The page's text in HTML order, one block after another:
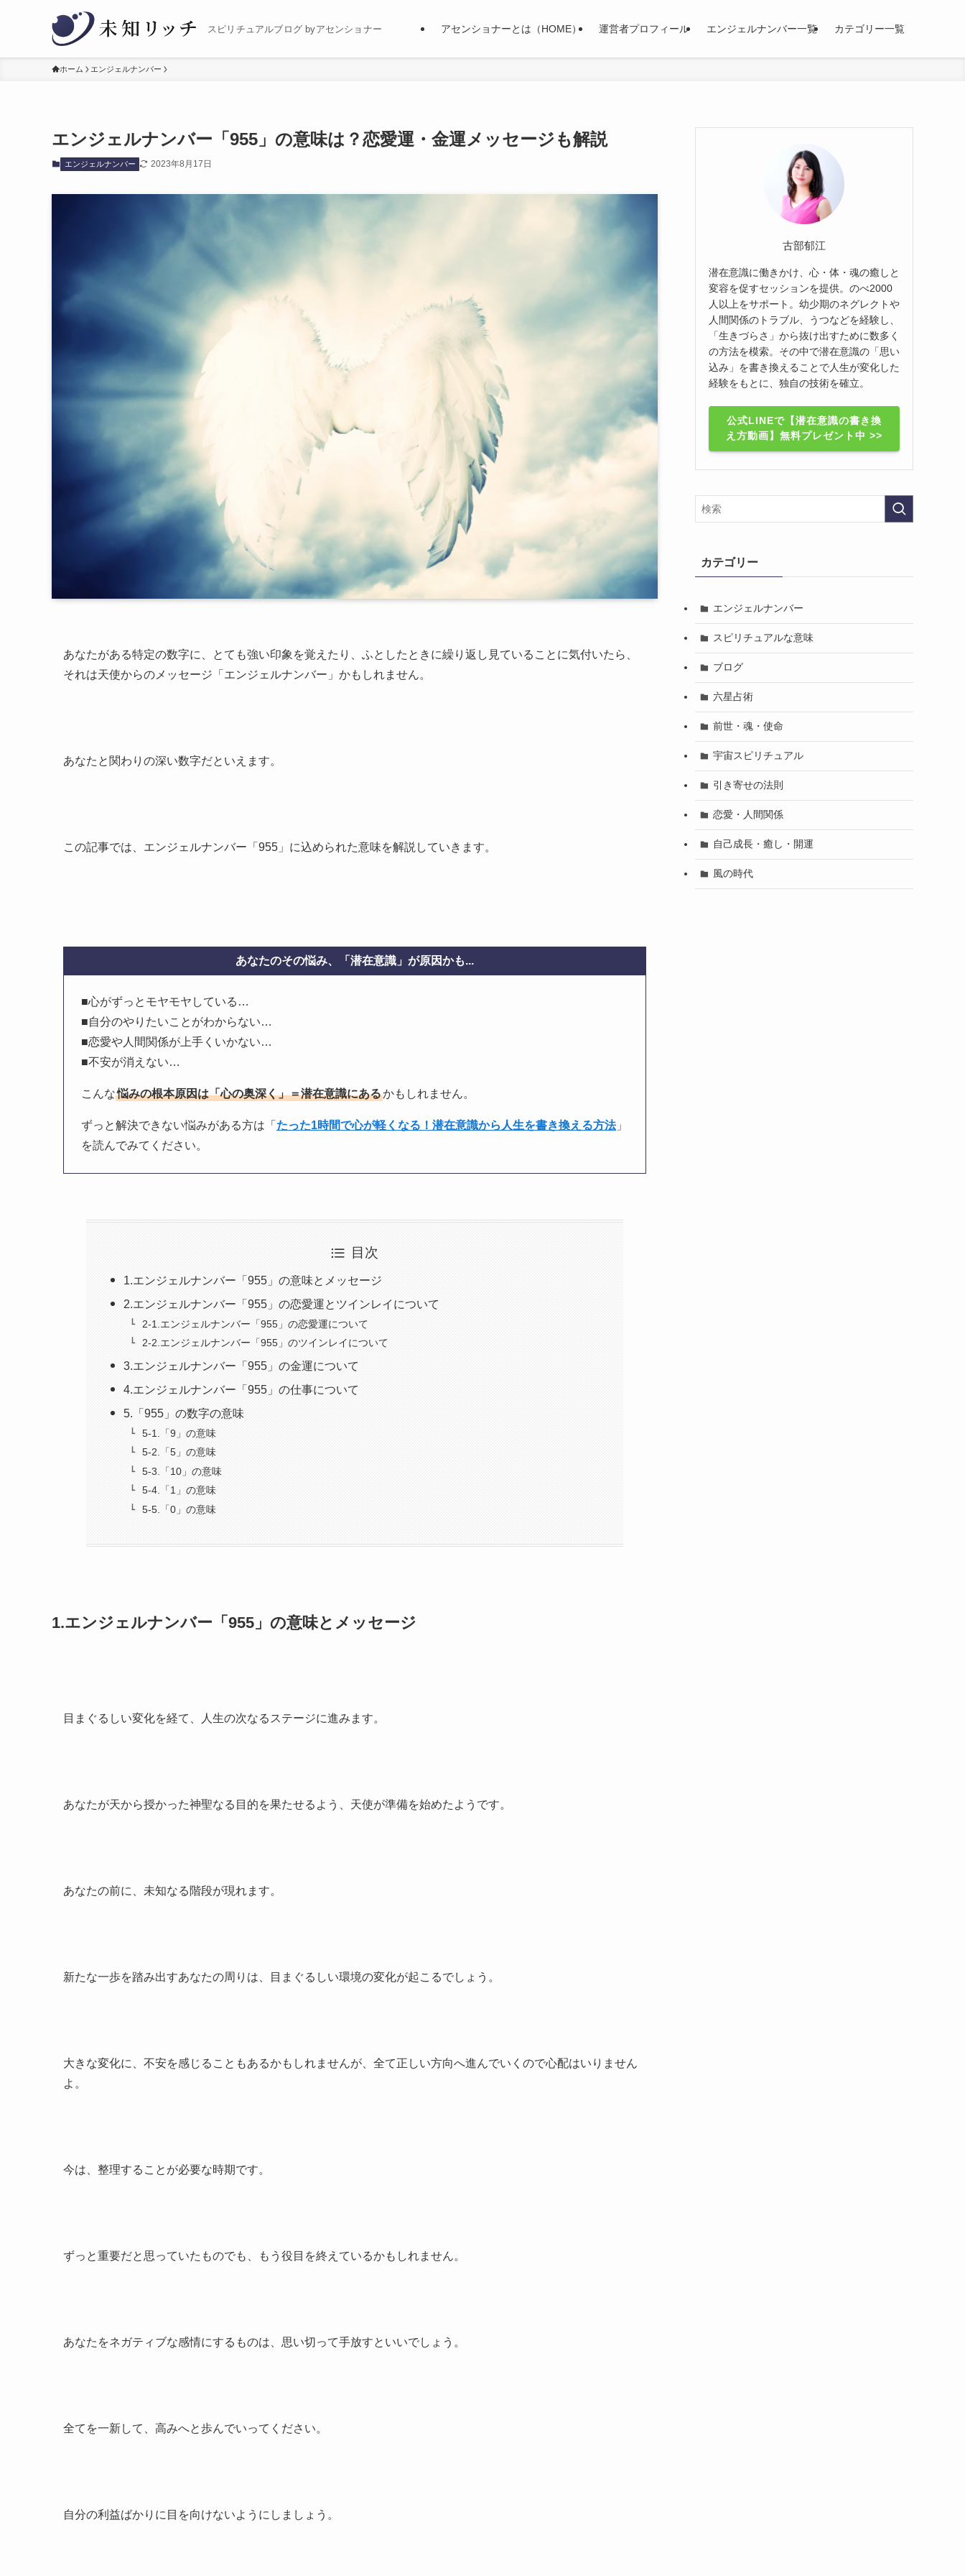
スピリチュアルブログ byアセンショナー アセンショナーとは（HOME） 運営者プロフィール エンジェルナンバー一覧 カテゴリー一覧
ホーム エンジェルナンバー
エンジェルナンバー「955」の意味は？恋愛運・金運メッセージも解説
エンジェルナンバー 2023年8月17日
あなたがある特定の数字に、とても強い印象を覚えたり、ふとしたときに繰り返し見ていることに気付いたら、
それは天使からのメッセージ「エンジェルナンバー」かもしれません。
あなたと関わりの深い数字だといえます。
この記事では、エンジェルナンバー「955」に込められた意味を解説していきます。
あなたのその悩み、「潜在意識」が原因かも...
■心がずっとモヤモヤしている…
■自分のやりたいことがわからない…
■恋愛や人間関係が上手くいかない…
■不安が消えない…
こんな悩みの根本原因は「心の奥深く」＝潜在意識にあるかもしれません。
ずっと解決できない悩みがある方は「 たった1時間で心が軽くなる！潜在意識から人生を書き換える方法」
を読んでみてください。
目次
1.エンジェルナンバー「955」の意味とメッセージ
2.エンジェルナンバー「955」の恋愛運とツインレイについて
2-1.エンジェルナンバー「955」の恋愛運について
2-2.エンジェルナンバー「955」のツインレイについて
3.エンジェルナンバー「955」の金運について
4.エンジェルナンバー「955」の仕事について
5.「955」の数字の意味
5-1.「9」の意味
5-2.「5」の意味
5-3.「10」の意味
5-4.「1」の意味
5-5.「0」の意味
1.エンジェルナンバー「955」の意味とメッセージ
目まぐるしい変化を経て、人生の次なるステージに進みます。
あなたが天から授かった神聖なる目的を果たせるよう、天使が準備を始めたようです。
あなたの前に、未知なる階段が現れます。
新たな一歩を踏み出すあなたの周りは、目まぐるしい環境の変化が起こるでしょう。
大きな変化に、不安を感じることもあるかもしれませんが、全て正しい方向へ進んでいくので心配はいりません
よ。
今は、整理することが必要な時期です。
ずっと重要だと思っていたものでも、もう役目を終えているかもしれません。
あなたをネガティブな感情にするものは、思い切って手放すといいでしょう。
全てを一新して、高みへと歩んでいってください。
自分の利益ばかりに目を向けないようにしましょう。
古部郁江
潜在意識に働きかけ、心・体・魂の癒しと
変容を促すセッションを提供。のべ2000
人以上をサポート。幼少期のネグレクトや
人間関係のトラブル、うつなどを経験し、
「生きづらさ」から抜け出すために数多く
の方法を模索。その中で潜在意識の「思い
込み」を書き換えることで人生が変化した
経験をもとに、独自の技術を確立。
公式LINEで【潜在意識の書き換
え方動画】無料プレゼント中 >>
カテゴリー
エンジェルナンバー
スピリチュアルな意味
ブログ
六星占術
前世・魂・使命
宇宙スピリチュアル
引き寄せの法則
恋愛・人間関係
自己成長・癒し・開運
風の時代